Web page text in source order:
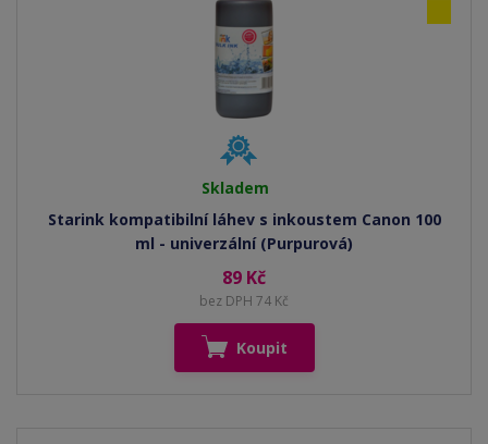
Skladem
Starink kompatibilní láhev s inkoustem Canon 100
ml - univerzální (Purpurová)
89 Kč
bez DPH 74 Kč
Koupit